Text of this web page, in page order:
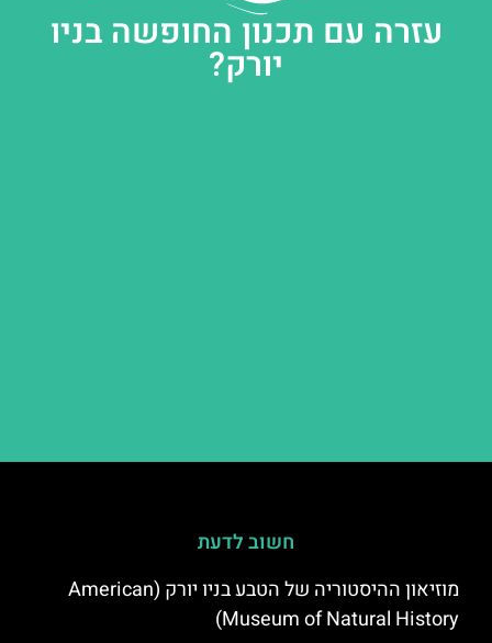
עזרה עם תכנון החופשה בניו
יורק?
חשוב לדעת
מוזיאון ההיסטוריה של הטבע בניו יורק (American
Museum of Natural History)